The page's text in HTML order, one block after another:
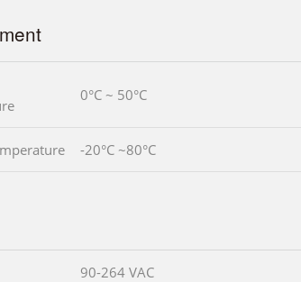
0°C ~ 50°C
-20°C ~80°C
90-264 VAC